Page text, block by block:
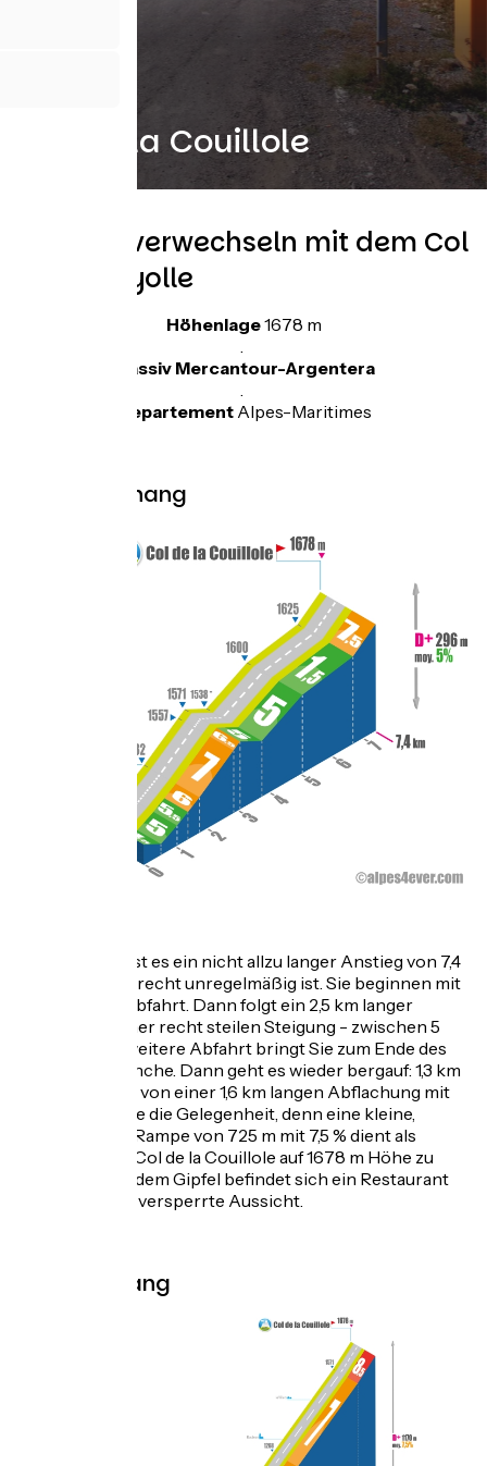
Col de la Couillole
Nicht zu verwechseln mit dem Col
de la Cayolle
Höhenlage1678 m
.
Massiv Mercantour-Argentera
.
DepartementAlpes-Maritimes
Topo Westhang
Von Beuil aus ist es ein nicht allzu langer Anstieg von 7,4
km, der jedoch recht unregelmäßig ist. Sie beginnen mit
einer kurzen Abfahrt. Dann folgt ein 2,5 km langer
Anstieg mit einer recht steilen Steigung - zwischen 5
und 7 %. Eine weitere Abfahrt bringt Sie zum Ende des
Vallée de la Conche. Dann geht es wieder bergauf: 1,3 km
mit 5 %, gefolgt von einer 1,6 km langen Abflachung mit
1,5 %. Nutzen Sie die Gelegenheit, denn eine kleine,
anstrengende Rampe von 725 m mit 7,5 % dient als
Finale, um den Col de la Couillole auf 1678 m Höhe zu
erreichen. Auf dem Gipfel befindet sich ein Restaurant
und eine leider versperrte Aussicht.
Topo Osthang